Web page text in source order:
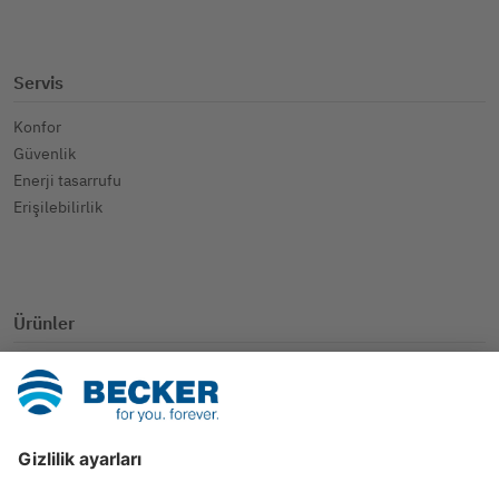
Servis
Konfor
Güvenlik
Enerji tasarrufu
Erişilebilirlik
Ürünler
SmartHome
Panjur
Güneşten koruma
Diğer uygulamalar